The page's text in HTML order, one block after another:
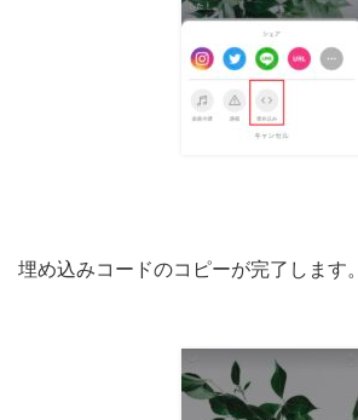
埋め込みコードのコピーが完了します。